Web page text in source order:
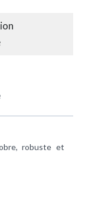
robuste et